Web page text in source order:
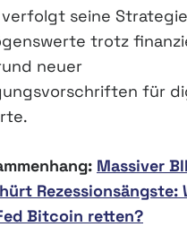
seine
trotz
neuer
für
Massiver
Rezessionsängste:
Bitcoin retten?